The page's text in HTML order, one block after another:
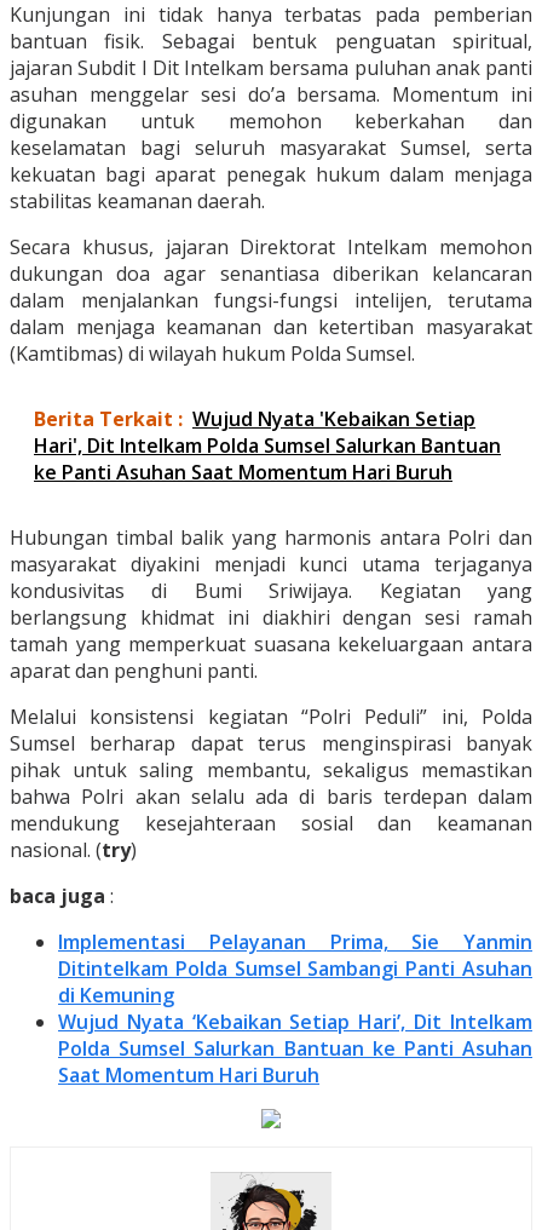
Kunjungan ini tidak hanya terbatas pada pemberian
bantuan fisik. Sebagai bentuk penguatan spiritual,
jajaran Subdit I Dit Intelkam bersama puluhan anak panti
asuhan menggelar sesi do’a bersama. Momentum ini
digunakan untuk memohon keberkahan dan
keselamatan bagi seluruh masyarakat Sumsel, serta
kekuatan bagi aparat penegak hukum dalam menjaga
stabilitas keamanan daerah.
Secara khusus, jajaran Direktorat Intelkam memohon
dukungan doa agar senantiasa diberikan kelancaran
dalam menjalankan fungsi-fungsi intelijen, terutama
dalam menjaga keamanan dan ketertiban masyarakat
(Kamtibmas) di wilayah hukum Polda Sumsel.
Berita Terkait : Wujud Nyata 'Kebaikan Setiap
Hari', Dit Intelkam Polda Sumsel Salurkan Bantuan
ke Panti Asuhan Saat Momentum Hari Buruh
Hubungan timbal balik yang harmonis antara Polri dan
masyarakat diyakini menjadi kunci utama terjaganya
kondusivitas di Bumi Sriwijaya. Kegiatan yang
berlangsung khidmat ini diakhiri dengan sesi ramah
tamah yang memperkuat suasana kekeluargaan antara
aparat dan penghuni panti.
Melalui konsistensi kegiatan “Polri Peduli” ini, Polda
Sumsel berharap dapat terus menginspirasi banyak
pihak untuk saling membantu, sekaligus memastikan
bahwa Polri akan selalu ada di baris terdepan dalam
mendukung kesejahteraan sosial dan keamanan
nasional. (try)
baca juga :
Implementasi Pelayanan Prima, Sie Yanmin
Ditintelkam Polda Sumsel Sambangi Panti Asuhan
di Kemuning
Wujud Nyata ‘Kebaikan Setiap Hari’, Dit Intelkam
Polda Sumsel Salurkan Bantuan ke Panti Asuhan
Saat Momentum Hari Buruh